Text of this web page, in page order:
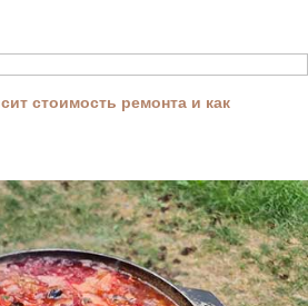
стоимость ремонта и как